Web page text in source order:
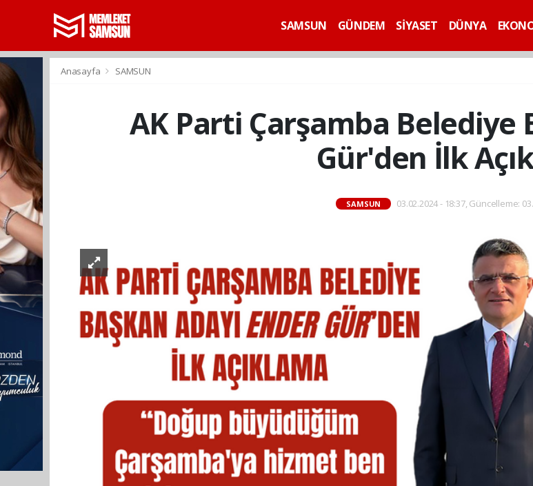
SAMSUN GÜNDEM SİYASET DÜNYA
Anasayfa SAMSUN
AK Parti Çarşamba Belediye
Gür'den İlk
SAMSUN 03.02.2024 - 18:37, Güncelleme: